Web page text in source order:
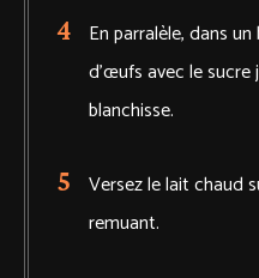
En parralèle, dans
d'œufs avec le sucre
blanchisse.
Versez le lait chaud
remuant.